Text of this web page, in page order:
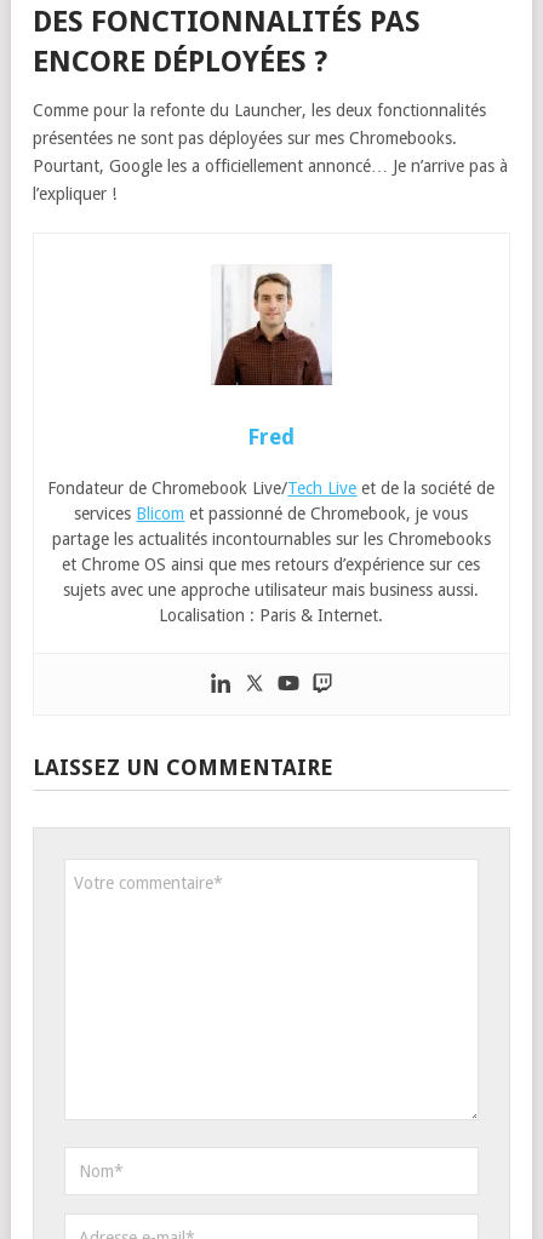
DES FONCTIONNALITÉS PAS
ENCORE DÉPLOYÉES ?
Comme pour la refonte du Launcher, les deux fonctionnalités
présentées ne sont pas déployées sur mes Chromebooks.
Pourtant, Google les a officiellement annoncé… Je n’arrive pas à
l’expliquer !
Fred
Fondateur de Chromebook Live/Tech Live et de la société de
services Blicom et passionné de Chromebook, je vous
partage les actualités incontournables sur les Chromebooks
et Chrome OS ainsi que mes retours d’expérience sur ces
sujets avec une approche utilisateur mais business aussi.
Localisation : Paris & Internet.
LAISSEZ UN COMMENTAIRE